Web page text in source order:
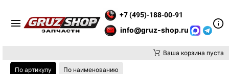
+7 (495)-188-00-91
info@gruz-shop.ru
Ваша корзина пуста
По артикулу По наименованию